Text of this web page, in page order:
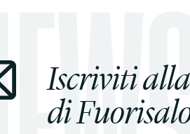
Iscriviti
di